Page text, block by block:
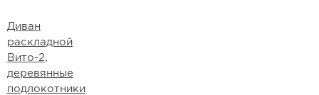
Диван
раскладной
Вито-2,
деревянные
подлокотники